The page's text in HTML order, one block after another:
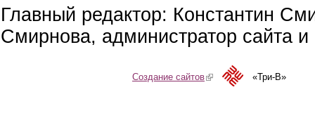
Главный редактор: Константин
Смирнова, администратор сайта
Создание сайтов(link is external)«Три-В»